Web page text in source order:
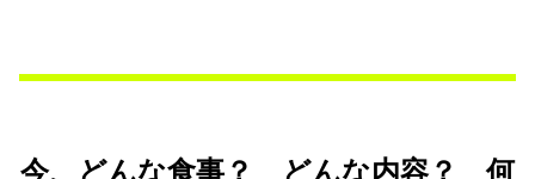
今、どんな食事？ どんな内容？ 何